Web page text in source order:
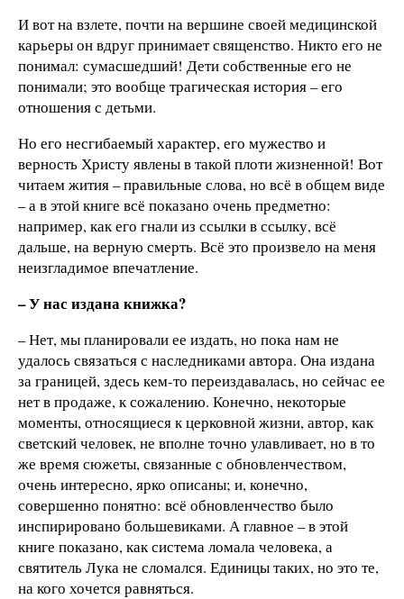
И вот на взлете, почти на вершине своей медицинской
карьеры он вдруг принимает священство. Никто его не
понимал: сумасшедший! Дети собственные его не
понимали; это вообще трагическая история – его
отношения с детьми.
Но его несгибаемый характер, его мужество и
верность Христу явлены в такой плоти жизненной! Вот
читаем жития – правильные слова, но всё в общем виде
– а в этой книге всё показано очень предметно:
например, как его гнали из ссылки в ссылку, всё
дальше, на верную смерть. Всё это произвело на меня
неизгладимое впечатление.
– У нас издана книжка?
– Нет, мы планировали ее издать, но пока нам не
удалось связаться с наследниками автора. Она издана
за границей, здесь кем-то переиздавалась, но сейчас ее
нет в продаже, к сожалению. Конечно, некоторые
моменты, относящиеся к церковной жизни, автор, как
светский человек, не вполне точно улавливает, но в то
же время сюжеты, связанные с обновленчеством,
очень интересно, ярко описаны; и, конечно,
совершенно понятно: всё обновленчество было
инспирировано большевиками. А главное – в этой
книге показано, как система ломала человека, а
святитель Лука не сломался. Единицы таких, но это те,
на кого хочется равняться.